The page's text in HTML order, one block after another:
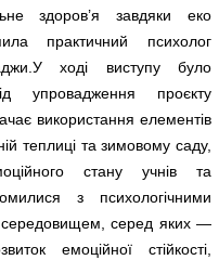
здоров’я завдяки еко
практичний психолог
ході виступу було
упровадження проєкту
використання елементів
теплиці та зимовому саду,
стану учнів та
з психологічними
середовищем, серед яких —
емоційної стійкості,